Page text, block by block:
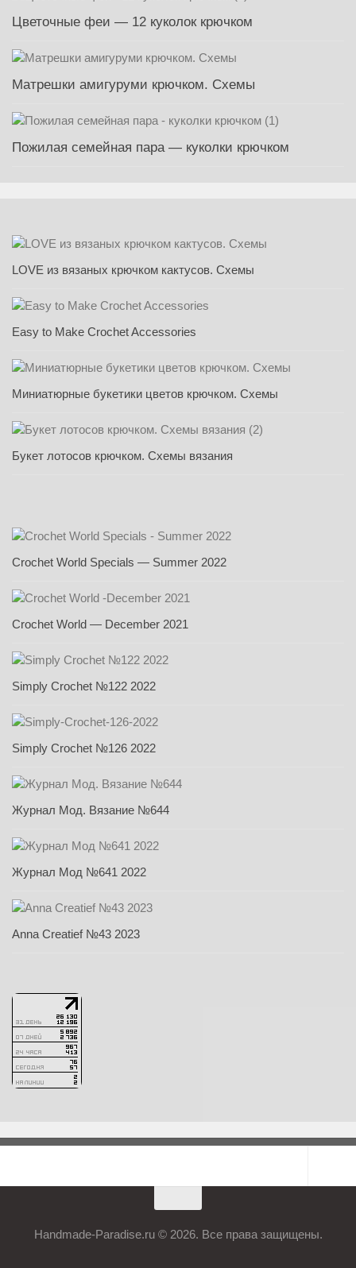
Цветочные феи — 12 куколок крючком
Матрешки амигуруми крючком. Схемы
Пожилая семейная пара — куколки крючком
LOVE из вязаных крючком кактусов. Схемы
Easy to Make Crochet Accessories
Миниатюрные букетики цветов крючком. Схемы
Букет лотосов крючком. Схемы вязания
Crochet World Specials — Summer 2022
Crochet World — December 2021
Simply Crochet №122 2022
Simply Crochet №126 2022
Журнал Мод. Вязание №644
Журнал Мод №641 2022
Anna Creatief №43 2023
Handmade-Paradise.ru © 2026. Все права защищены.